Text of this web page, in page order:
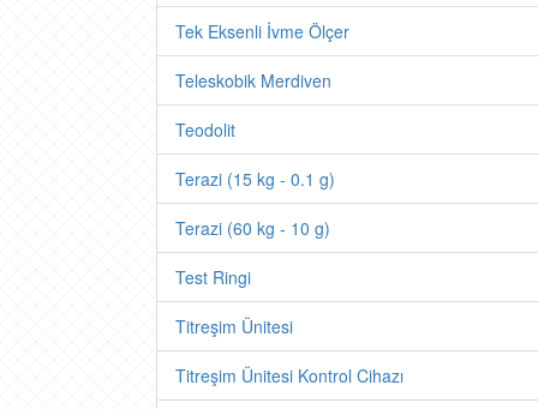
Tek Eksenli İvme Ölçer
Teleskobik Merdiven
Teodolit
Terazi (15 kg - 0.1 g)
Terazi (60 kg - 10 g)
Test Ringi
Titreşim Ünitesi
Titreşim Ünitesi Kontrol Cihazı